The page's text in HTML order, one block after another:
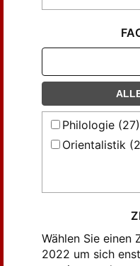
Philologie (27)
Orientalistik
Wählen Sie einen
2022 um sich